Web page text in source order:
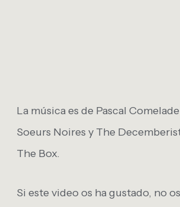
La música es de Pascal
Soeurs Noires y The
The Box.
Si este video os ha gustado, no